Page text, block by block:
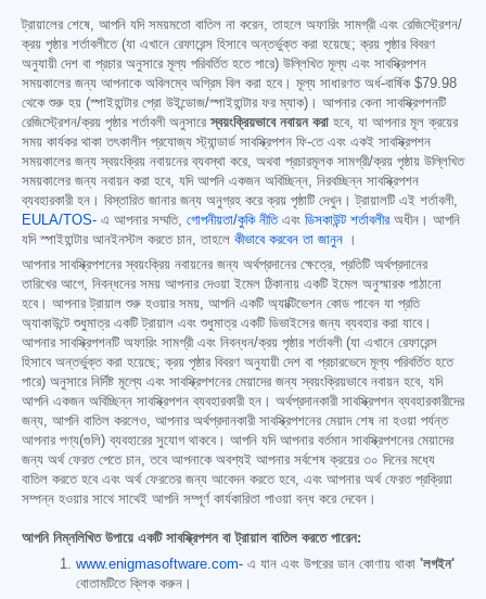
ট্রায়ালের শেষে, আপনি যদি সময়মতো বাতিল না করেন, তাহলে অফারিং সামগ্রী এবং রেজিস্ট্রেশন/
ক্রয় পৃষ্ঠার শর্তাবলীতে (যা এখানে রেফারেন্স হিসাবে অন্তর্ভুক্ত করা হয়েছে; ক্রয় পৃষ্ঠার বিবরণ
অনুযায়ী দেশ বা প্রচার অনুসারে মূল্য পরিবর্তিত হতে পারে) উল্লিখিত মূল্য এবং সাবস্ক্রিপশন
সময়কালের জন্য আপনাকে অবিলম্বে অগ্রিম বিল করা হবে। মূল্য সাধারণত অর্ধ-বার্ষিক $79.98
থেকে শুরু হয় (স্পাইহান্টার প্রো উইন্ডোজ/স্পাইহান্টার ফর ম্যাক)। আপনার কেনা সাবস্ক্রিপশনটি
রেজিস্ট্রেশন/ক্রয় পৃষ্ঠার শর্তাবলী অনুসারেস্বয়ংক্রিয়ভাবে নবায়ন করা হবে, যা আপনার মূল ক্রয়ের
সময় কার্যকর থাকা তৎকালীন প্রযোজ্য স্ট্যান্ডার্ড সাবস্ক্রিপশন ফি-তে এবং একই সাবস্ক্রিপশন
সময়কালের জন্য স্বয়ংক্রিয় নবায়নের ব্যবস্থা করে, অথবা প্রচারমূলক সামগ্রী/ক্রয় পৃষ্ঠায় উল্লিখিত
সময়কালের জন্য নবায়ন করা হবে, যদি আপনি একজন অবিচ্ছিন্ন, নিরবচ্ছিন্ন সাবস্ক্রিপশন
ব্যবহারকারী হন। বিস্তারিত জানার জন্য অনুগ্রহ করে ক্রয় পৃষ্ঠাটি দেখুন। ট্রায়ালটি এই শর্তাবলী,
EULA/TOS- এ আপনার সম্মতি, গোপনীয়তা/কুকি নীতিএবং ডিসকাউন্ট শর্তাবলীর অধীন। আপনি
যদি স্পাইহান্টার আনইনস্টল করতে চান, তাহলে কীভাবে করবেন তা জানুন ।
আপনার সাবস্ক্রিপশনের স্বয়ংক্রিয় নবায়নের জন্য অর্থপ্রদানের ক্ষেত্রে, প্রতিটি অর্থপ্রদানের
তারিখের আগে, নিবন্ধনের সময় আপনার দেওয়া ইমেল ঠিকানায় একটি ইমেল অনুস্মারক পাঠানো
হবে। আপনার ট্রায়াল শুরু হওয়ার সময়, আপনি একটি অ্যাক্টিভেশন কোড পাবেন যা প্রতি
অ্যাকাউন্টে শুধুমাত্র একটি ট্রায়াল এবং শুধুমাত্র একটি ডিভাইসের জন্য ব্যবহার করা যাবে।
আপনার সাবস্ক্রিপশনটি অফারিং সামগ্রী এবং নিবন্ধন/ক্রয় পৃষ্ঠার শর্তাবলী (যা এখানে রেফারেন্স
হিসাবে অন্তর্ভুক্ত করা হয়েছে; ক্রয় পৃষ্ঠার বিবরণ অনুযায়ী দেশ বা প্রচারভেদে মূল্য পরিবর্তিত হতে
পারে) অনুসারে নির্দিষ্ট মূল্যে এবং সাবস্ক্রিপশনের মেয়াদের জন্য স্বয়ংক্রিয়ভাবে নবায়ন হবে, যদি
আপনি একজন অবিচ্ছিন্ন সাবস্ক্রিপশন ব্যবহারকারী হন। অর্থপ্রদানকারী সাবস্ক্রিপশন ব্যবহারকারীদের
জন্য, আপনি বাতিল করলেও, আপনার অর্থপ্রদানকারী সাবস্ক্রিপশনের মেয়াদ শেষ না হওয়া পর্যন্ত
আপনার পণ্য(গুলি) ব্যবহারের সুযোগ থাকবে। আপনি যদি আপনার বর্তমান সাবস্ক্রিপশনের মেয়াদের
জন্য অর্থ ফেরত পেতে চান, তবে আপনাকে অবশ্যই আপনার সর্বশেষ ক্রয়ের ৩০ দিনের মধ্যে
বাতিল করতে হবে এবং অর্থ ফেরতের জন্য আবেদন করতে হবে, এবং আপনার অর্থ ফেরত প্রক্রিয়া
সম্পন্ন হওয়ার সাথে সাথেই আপনি সম্পূর্ণ কার্যকারিতা পাওয়া বন্ধ করে দেবেন।
আপনি নিম্নলিখিত উপায়ে একটি সাবস্ক্রিপশন বা ট্রায়াল বাতিল করতে পারেন:
www.enigmasoftware.com- এ যান এবং উপরের ডান কোণায় থাকা 'লগইন'
বোতামটিতে ক্লিক করুন।